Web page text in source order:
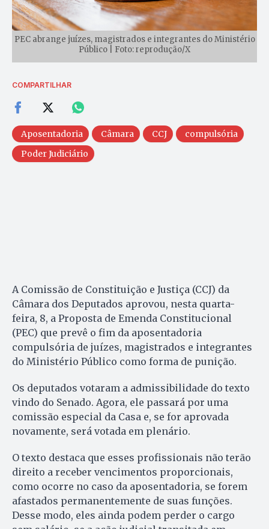
PEC abrange juízes, magistrados e integrantes do Ministério
Público | Foto: reprodução/X
COMPARTILHAR
Aposentadoria Câmara CCJ
compulsória
Poder Judiciário
A Comissão de Constituição e Justiça (CCJ) da
Câmara dos Deputados aprovou, nesta quarta-
feira, 8, a Proposta de Emenda Constitucional
(PEC) que prevê o fim da aposentadoria
compulsória de juízes, magistrados e integrantes
do Ministério Público como forma de punição.
Os deputados votaram a admissibilidade do texto
vindo do Senado. Agora, ele passará por uma
comissão especial da Casa e, se for aprovada
novamente, será votada em plenário.
O texto destaca que esses profissionais não terão
direito a receber vencimentos proporcionais,
como ocorre no caso da aposentadoria, se forem
afastados permanentemente de suas funções.
Desse modo, eles ainda podem perder o cargo